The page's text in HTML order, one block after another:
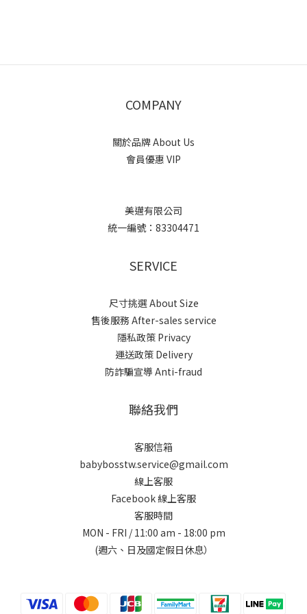
COMPANY
關於品牌 About Us
會員優惠 VIP
美邁有限公司
統一編號：83304471
SERVICE
尺寸挑選 About Size
售後服務 After-sales service
隱私政策 Privacy
運送政策 Delivery
防詐騙宣導 Anti-fraud
聯絡我們
客服信箱
babybosstw.service@gmail.com
線上客服
Facebook 線上客服
客服時間
MON - FRI / 11:00 am - 18:00 pm
(週六、日及國定假日休息）